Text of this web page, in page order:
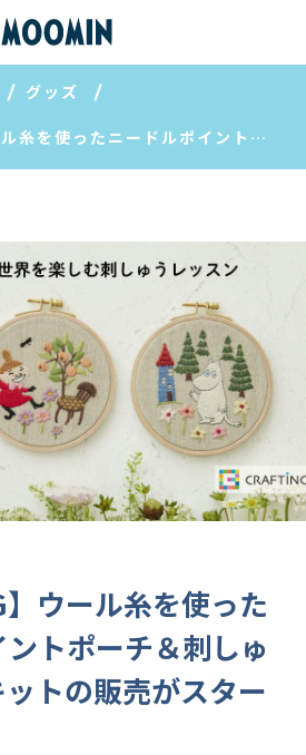
グッズ
【CRAFTING】ウール糸を使ったニードルポイントポーチ＆刺しゅうフレームキットの販売がスタートしました！
】ウール糸を使った
トポーチ＆刺しゅ
トの販売がスター